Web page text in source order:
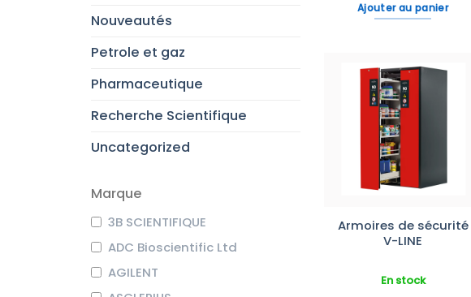
Nouveautés
Petrole et gaz
Pharmaceutique
Recherche Scientifique
Uncategorized
Marque
3B SCIENTIFIQUE
ADC Bioscientific Ltd
AGILENT
Ajouter au panier
Armoires de sécurité
V-LINE
En stock